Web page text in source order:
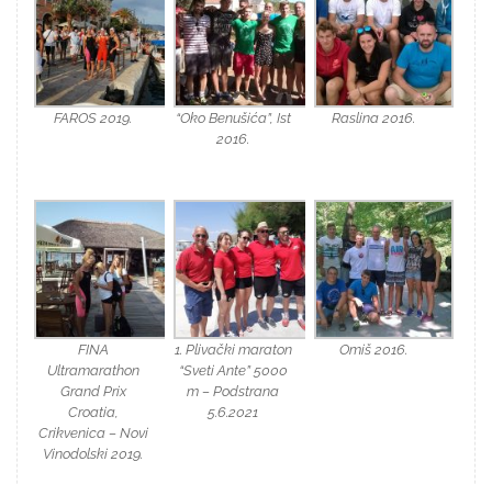
FAROS 2019.
“Oko Benušića”, Ist
2016.
Raslina 2016.
FINA
Ultramarathon
Grand Prix
Croatia,
Crikvenica – Novi
Vinodolski 2019.
1. Plivački maraton
“Sveti Ante” 5000
m – Podstrana
5.6.2021
Omiš 2016.